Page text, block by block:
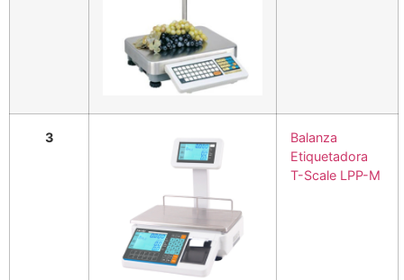
3
Balanza
Etiquetadora
T-Scale LPP-M